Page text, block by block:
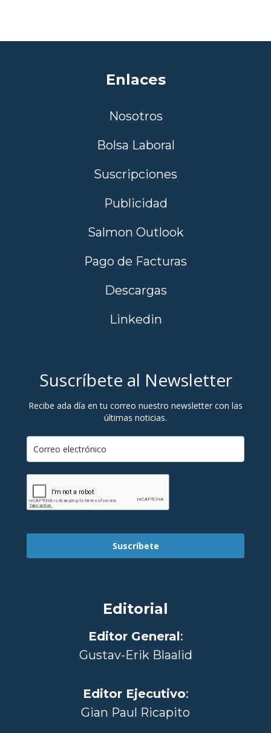
Enlaces
Nosotros
Bolsa Laboral
Suscripciones
Publicidad
Salmon Outlook
Pago de Facturas
Descargas
Linkedin
Suscríbete al Newsletter
Recibe ada día en tu correo nuestro newsletter con las
últimas noticias.
Suscríbete
Editorial
Editor General:
Gustav-Erik Blaalid
Editor Ejecutivo:
Gian Paul Ricapito